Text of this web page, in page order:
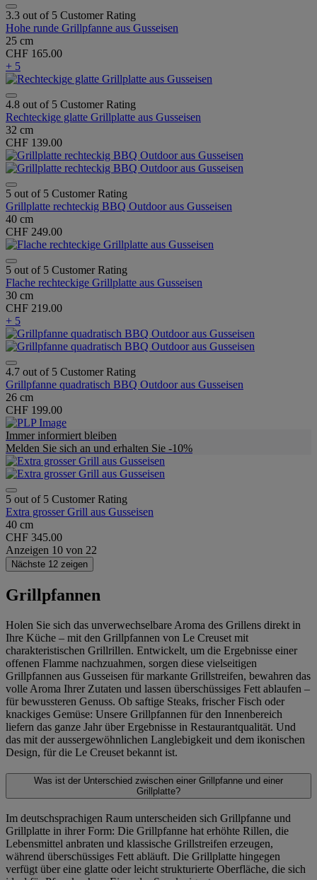
3.3 out of 5 Customer Rating
Hohe runde Grillpfanne aus Gusseisen
25 cm
CHF 165.00
+ 5
4.8 out of 5 Customer Rating
Rechteckige glatte Grillplatte aus Gusseisen
32 cm
CHF 139.00
5 out of 5 Customer Rating
Grillplatte rechteckig BBQ Outdoor aus Gusseisen
40 cm
CHF 249.00
5 out of 5 Customer Rating
Flache rechteckige Grillplatte aus Gusseisen
30 cm
CHF 219.00
+ 5
4.7 out of 5 Customer Rating
Grillpfanne quadratisch BBQ Outdoor aus Gusseisen
26 cm
CHF 199.00
Immer informiert bleiben
Melden Sie sich an und erhalten Sie -10%
5 out of 5 Customer Rating
Extra grosser Grill aus Gusseisen
40 cm
CHF 345.00
Anzeigen 10 von 22
Nächste 12 zeigen
Grillpfannen
Holen Sie sich das unverwechselbare Aroma des Grillens direkt in
Ihre Küche – mit den Grillpfannen von Le Creuset mit
charakteristischen Grillrillen. Entwickelt, um die Ergebnisse einer
offenen Flamme nachzuahmen, sorgen diese vielseitigen
Grillpfannen aus Gusseisen für markante Grillstreifen, bewahren das
volle Aroma Ihrer Zutaten und lassen überschüssiges Fett ablaufen –
für bewussteren Genuss. Ob saftige Steaks, frischer Fisch oder
knackiges Gemüse: Unsere Grillpfannen für den Innenbereich
liefern das ganze Jahr über Ergebnisse in Restaurantqualität. Und
das mit der aussergewöhnlichen Langlebigkeit und dem ikonischen
Design, für die Le Creuset bekannt ist.
Was ist der Unterschied zwischen einer Grillpfanne und einer
Grillplatte?
Im deutschsprachigen Raum unterscheiden sich Grillpfanne und
Grillplatte in ihrer Form: Die Grillpfanne hat erhöhte Rillen, die
Lebensmittel anbraten und klassische Grillstreifen erzeugen,
während überschüssiges Fett abläuft. Die Grillplatte hingegen
verfügt über eine glatte oder leicht strukturierte Oberfläche, die sich